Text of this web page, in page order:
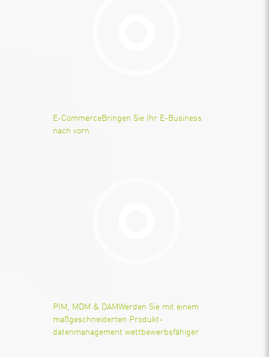
E-CommerceBringen Sie Ihr E-Business
nach vorn
PIM, MDM & DAMWerden Sie mit einem
maßgeschneiderten Produkt-
datenmanagement wettbewerbsfähiger